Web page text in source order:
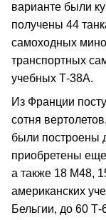
варианте были
получены 44
самоходных
транспортных
учебных Т-38А.
Из Франции
сотня
были построены
приобретены
а также 18 М48,
американских
Бельгии, до 60